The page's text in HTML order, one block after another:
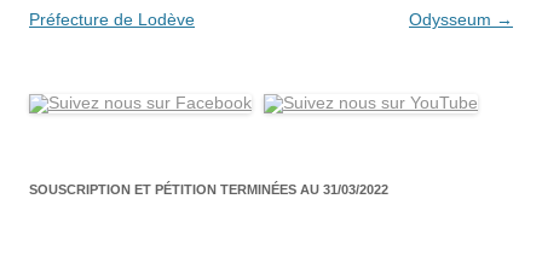
des
Préfecture de Lodève
Odysseum →
SOUSCRIPTION ET PÉTITION TERMINÉES AU 31/03/2022